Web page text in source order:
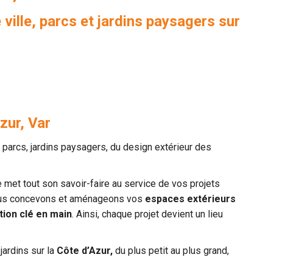
parcs et jardins paysagers sur
Var
jardins paysagers, du design extérieur des
met tout son savoir-faire au service de vos projets
concevons et aménageons vos espaces extérieurs
clé en main. Ainsi, chaque projet devient un lieu
sur la Côte d’Azur, du plus petit au plus grand,